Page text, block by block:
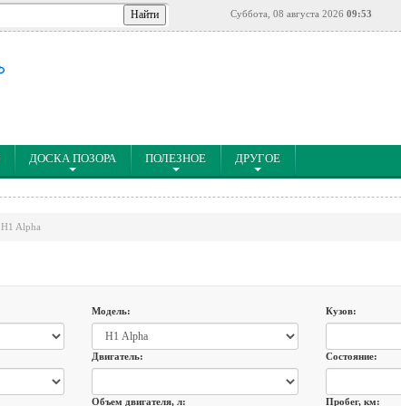
Суббота, 08 августа 2026 09:53
ДОСКА ПОЗОРА ПОЛЕЗНОЕ ДРУГОЕ
H1 Alpha
Модель: Кузов:
Двигатель: Состояние:
Объем двигателя, л: Пробег, км: